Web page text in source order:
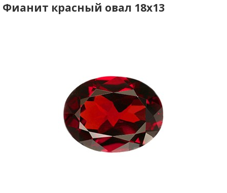
Фианит красный овал 18х13